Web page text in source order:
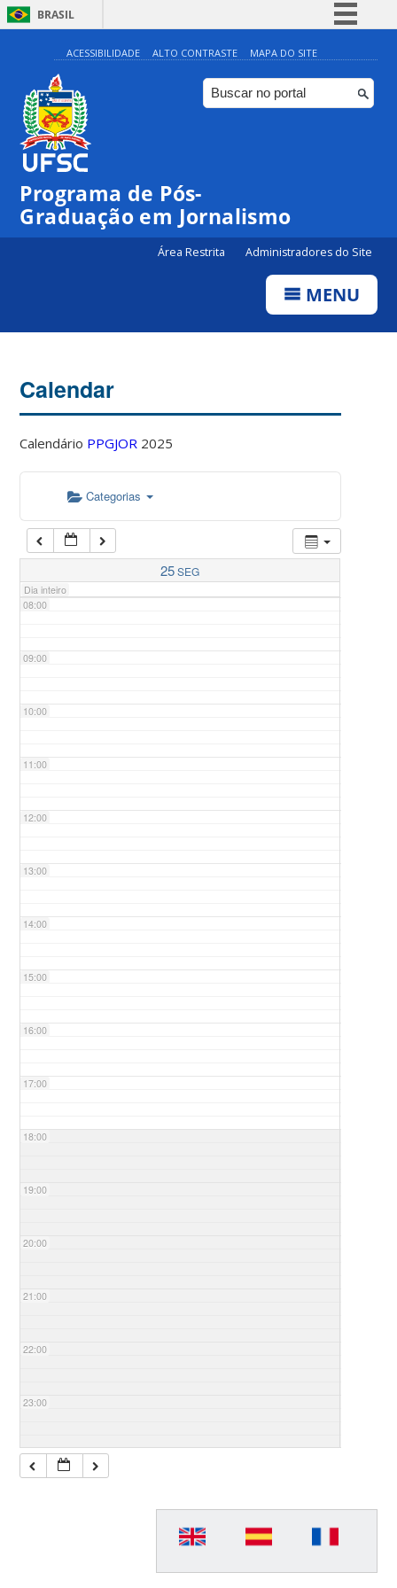
BRASIL
Simplifique!
Comunica BR
Participe
ACESSIBILIDADE ALTO CONTRASTE MAPA DO SITE
Programa de Pós-
Graduação em Jornalismo
Área Restrita Administradores do Site
MENU
Calendar
Calendário PPGJOR 2025
Categorias
25SEG
Dia inteiro
04:00
05:00
07:00
08:00
09:00
10:00
11:00
12:00
13:00
14:00
15:00
16:00
17:00
18:00
19:00
20:00
21:00
22:00
23:00